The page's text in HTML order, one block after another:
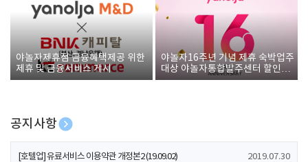
야놀자제휴점 금융혜택제공 위한
제휴 및 금융서비스 게시
야놀자16주년 기념 제휴 숙박업주
대상 야놀자통합발주센터 할인쿠
폰 증정
공지사항
[호텔업] 개인정보 처리방침 개정본1 (19.09.02)
[호텔업] 유료서비스 이용약관 개정본2 (19.09.02) 2019.07.30